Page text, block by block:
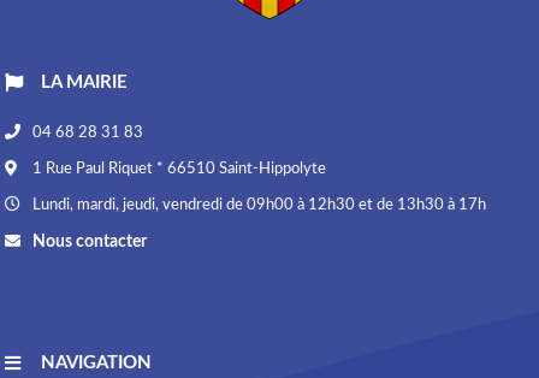
LA MAIRIE
04 68 28 31 83
1 Rue Paul Riquet * 66510 Saint-Hippolyte
Lundi, mardi, jeudi, vendredi de 09h00 à 12h30 et de 13h30 à 17h
Nous contacter
NAVIGATION